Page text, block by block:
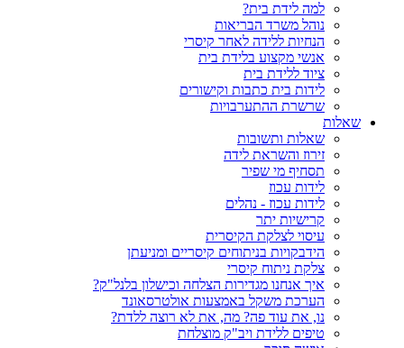
למה לידת בית?
נוהל משרד הבריאות
הנחיות ללידה לאחר קיסרי
אנשי מקצוע בלידת בית
ציוד ללידת בית
לידות בית כתבות וקישורים
שרשרת ההתערבויות
שאלות
שאלות ותשובות
זירוז והשראת לידה
תסחיף מי שפיר
לידות עכוז
לידות עכוז - נהלים
קרישיות יתר
עיסוי לצלקת הקיסרית
הידבקויות בניתוחים קיסריים ומניעתן
צלקת ניתוח קיסרי
איך אנחנו מגדירות הצלחה וכישלון בלנל"ק?
הערכת משקל באמצעות אולטרסאונד
נו, את עוד פה? מה, את לא רוצה ללדת?
טיפים ללידת ויב"ק מוצלחת